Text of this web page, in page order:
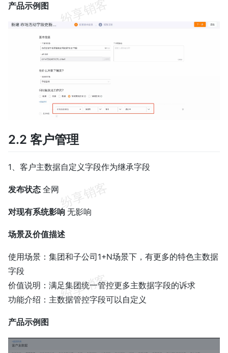
产品示例图
2.2 客户管理
1、客户主数据自定义字段作为继承字段
发布状态 全网
对现有系统影响 无影响
场景及价值描述
使用场景：集团和子公司1+N场景下，有更多的特色主数据
字段
价值说明：满足集团统一管控更多主数据字段的诉求
功能介绍：主数据管控字段可以自定义
产品示例图